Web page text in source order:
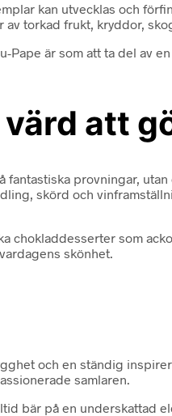
kan utvecklas och
torkad frukt, kryddor,
är som att ta del av
att
provningar,
skörd och
chokladdesserter som
skönhet.
och en ständig
samlaren.
bär på en underskattad